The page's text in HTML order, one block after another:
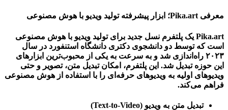
معرفی Pika.art؛ ابزار پیشرفته تولید ویدیو با هوش مصنوعی
Pika.art یک پلتفرم نسل جدید برای
تولید ویدیو با هوش مصنوعی
است که توسط دو دانشجوی دکتری دانشگاه استنفورد در سال
۲۰۲۳ راه‌اندازی شد و به سرعت به یکی از محبوب‌ترین ابزارهای
این حوزه تبدیل شد. این پلتفرم، امکان تبدیل متن، تصویر و حتی
ویدیوهای اولیه به ویدیوهای حرفه‌ای را با استفاده از هوش مصنوعی
فراهم می‌کند.
تبدیل متن به ویدیو (Text-to-Video)